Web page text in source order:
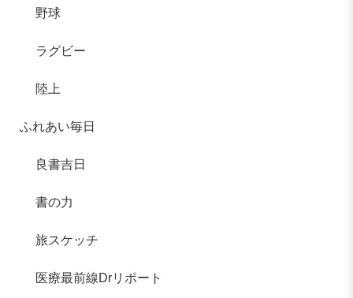
野球
ラグビー
陸上
ふれあい毎日
良書吉日
書の力
旅スケッチ
医療最前線Drリポート